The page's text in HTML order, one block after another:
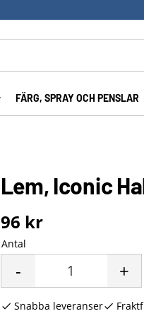
FÄRG, SPRAY OCH PENSLAR
Lem, Iconic
96 kr
Antal
+
-
Snabba leveranser